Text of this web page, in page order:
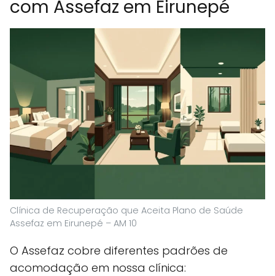
com Assefaz em Eirunepé
Clínica de Recuperação que Aceita Plano de Saúde
Assefaz em Eirunepé – AM 10
O Assefaz cobre diferentes padrões de
acomodação em nossa clínica: